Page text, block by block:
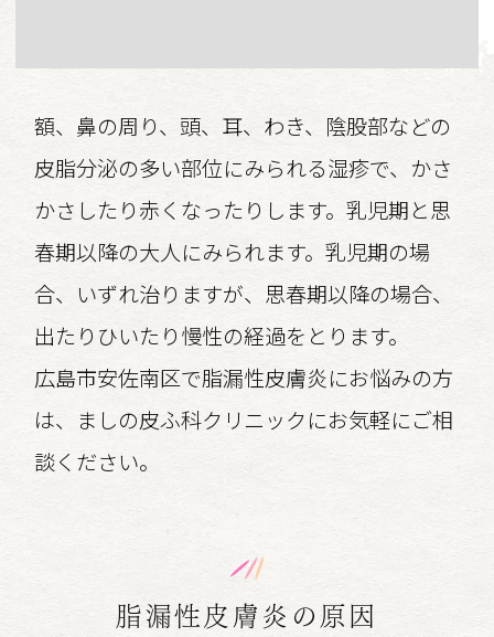
額、鼻の周り、頭、耳、わき、陰股部などの
皮脂分泌の多い部位にみられる湿疹で、かさ
かさしたり赤くなったりします。乳児期と思
春期以降の大人にみられます。乳児期の場
合、いずれ治りますが、思春期以降の場合、
出たりひいたり慢性の経過をとります。
広島市安佐南区で脂漏性皮膚炎にお悩みの方
は、ましの皮ふ科クリニックにお気軽にご相
談ください。
脂漏性皮膚炎の原因